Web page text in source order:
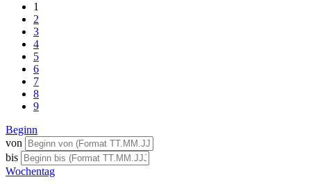
1
2
3
4
5
6
7
8
9
Beginn
von
bis
Wochentag